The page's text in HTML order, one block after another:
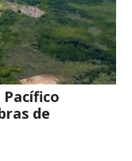
de